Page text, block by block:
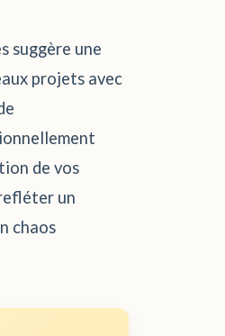
suggère une
projets avec
de vos
un
chaos